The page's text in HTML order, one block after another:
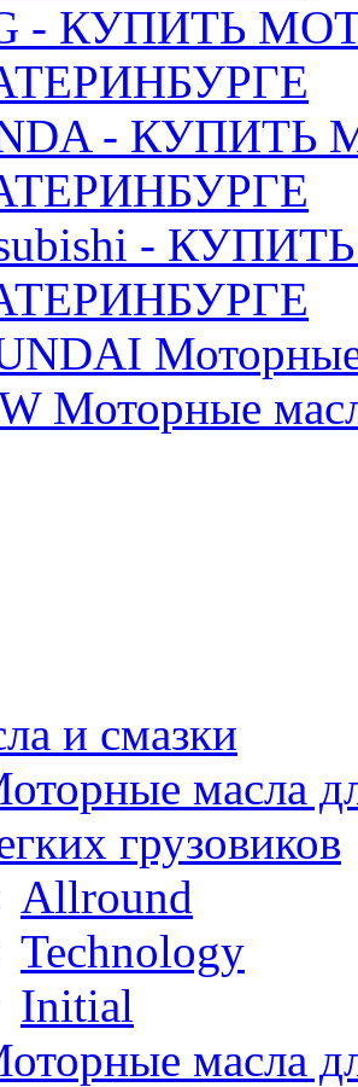
- КУПИТЬ
-
-
Моторные
и смазки
масла
грузовиков
Allround
Technology
Initial
масла